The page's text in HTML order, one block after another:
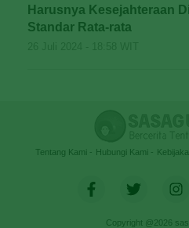
Harusnya Kesejahteraan
Standar Rata-rata
Tentang Kami Hubungi Kami
Copyright @2026